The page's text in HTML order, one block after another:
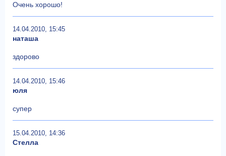
Очень хорошо!
14.04.2010, 15:45
наташа
здорово
14.04.2010, 15:46
юля
супер
15.04.2010, 14:36
Стелла